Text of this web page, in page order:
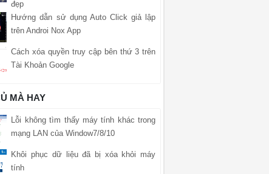
đẹp
Hướng dẫn sử dụng Auto Click giả lập
trên Androi Nox App
Cách xóa quyền truy cập bên thứ 3 trên
Tài Khoản Google
MÀ HAY
Lỗi không tìm thấy máy tính khác trong
mạng LAN của Window7/8/10
Khôi phục dữ liệu đã bị xóa khỏi máy
tính